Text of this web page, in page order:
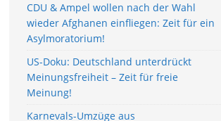
CDU & Ampel wollen nach der Wahl
wieder Afghanen einfliegen: Zeit für ein
Asylmoratorium!
US-Doku: Deutschland unterdrückt
Meinungsfreiheit – Zeit für freie
Meinung!
Karnevals-Umzüge aus